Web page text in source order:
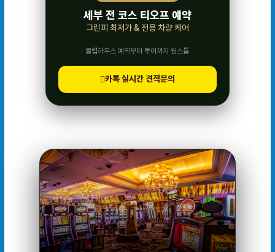
세부 전 코스 티오프 예약
그린피 최저가 & 전용 차량 케어
클럽하우스 예약부터 투어까지 원스톱
카톡 실시간 견적문의